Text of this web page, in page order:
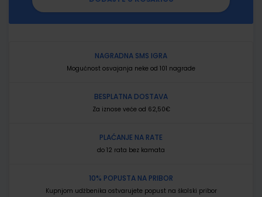
NAGRADNA SMS IGRA
Mogućnost osvajanja neke od 101 nagrade
BESPLATNA DOSTAVA
Za iznose veće od 62,50€
PLAĆANJE NA RATE
do 12 rata bez kamata
10% POPUSTA NA PRIBOR
Kupnjom udžbenika ostvarujete popust na školski pribor